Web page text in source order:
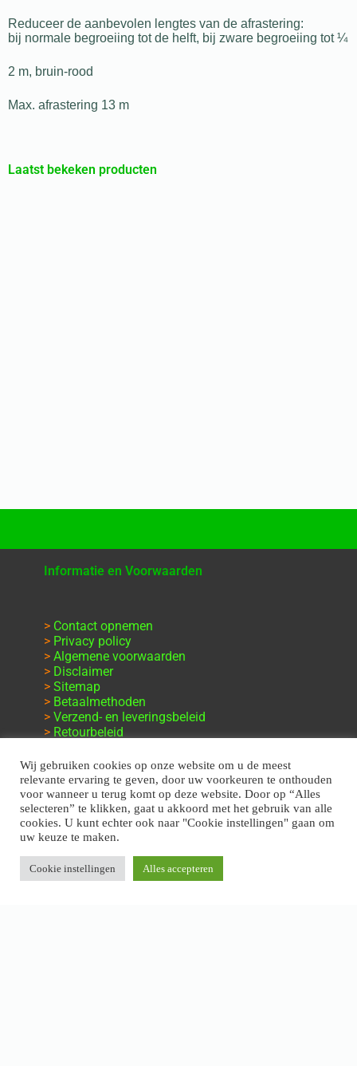
Reduceer de aanbevolen lengtes van de afrastering:
bij normale begroeiing tot de helft, bij zware begroeiing tot ¼
2 m, bruin-rood
Max. afrastering 13 m
Laatst bekeken producten
Informatie en Voorwaarden
> Contact opnemen
> Privacy policy
> Algemene voorwaarden
> Disclaimer
> Sitemap
> Betaalmethoden
> Verzend- en leveringsbeleid
> Retourbeleid
Wij gebruiken cookies op onze website om u de meest
relevante ervaring te geven, door uw voorkeuren te onthouden
voor wanneer u terug komt op deze website. Door op “Alles
selecteren” te klikken, gaat u akkoord met het gebruik van alle
cookies. U kunt echter ook naar "Cookie instellingen" gaan om
uw keuze te maken.
Cookie instellingen Alles accepteren